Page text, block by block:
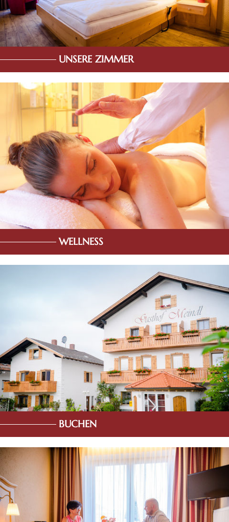
UNSERE ZIMMER
WELLNESS
BUCHEN